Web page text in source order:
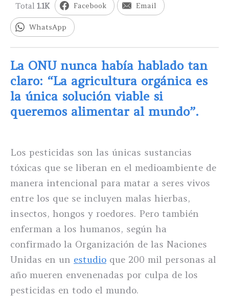
Total 1.1K Facebook Email
WhatsApp
La ONU nunca había hablado tan
claro: “La agricultura orgánica es
la única solución viable si
queremos alimentar al mundo”.
Los pesticidas son las únicas sustancias
tóxicas que se liberan en el medioambiente de
manera intencional para matar a seres vivos
entre los que se incluyen malas hierbas,
insectos, hongos y roedores. Pero también
enferman a los humanos, según ha
confirmado la Organización de las Naciones
Unidas en un estudio que 200 mil personas al
año mueren envenenadas por culpa de los
pesticidas en todo el mundo.